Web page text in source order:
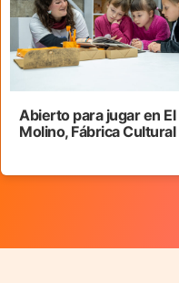
Abierto para jugar en El
Molino, Fábrica Cultural